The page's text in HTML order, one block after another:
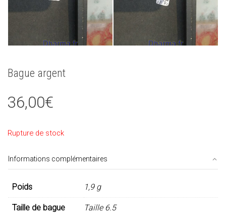
Bague argent
36,00€
Rupture de stock
Informations complémentaires
Poids 1,9 g
Taille de bague Taille 6.5